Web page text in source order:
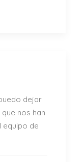
dejar
nos han
de